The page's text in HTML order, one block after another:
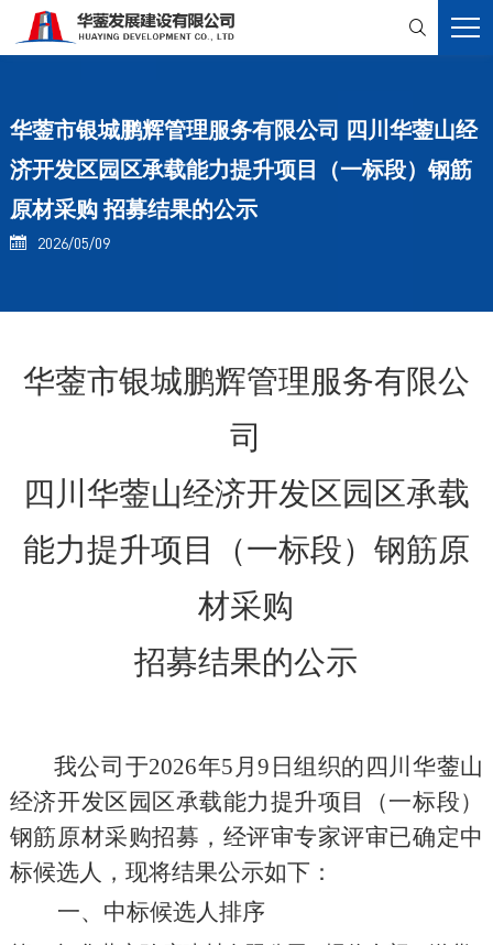

华蓥市银城鹏辉管理服务有限公司 四川华蓥山经
济开发区园区承载能力提升项目（一标段）钢筋
原材采购 招募结果的公示
 2026/05/09
华蓥市银城鹏辉管理服务有限公
司
四川华蓥山经济开发区园区承载
能力提升项目（一标段）钢筋原
材采购
招募结果的公示
我公司于2026年5 月9 日组织的四川华蓥山
经济开发区园区承载能力提升项目（一标段）
钢筋原材采购招募 ，经评审专家评审已确定中
标候选人，现将结果公示如下：
一、 中标候选人排序